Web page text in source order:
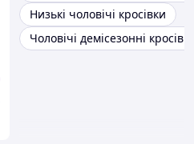
Низькі чоловічі кросівки
Чоловічі демісезонні